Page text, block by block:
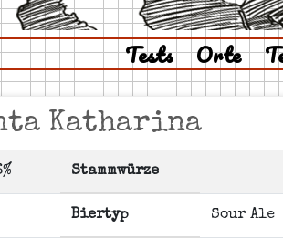
Tests Orte
Katharina
Stammwürze
Biertyp Sour Ale